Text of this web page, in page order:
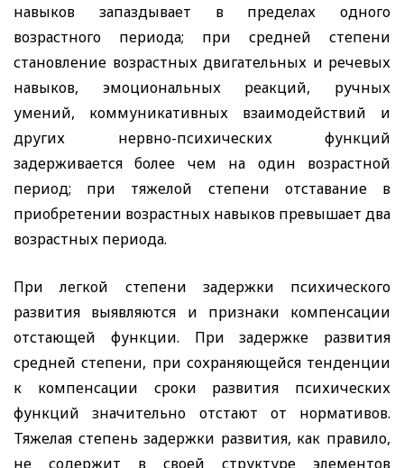
навыков запаздывает в пределах одного
возрастного периода; при средней степени
становление возрастных двигательных и речевых
навыков, эмоциональных реакций, ручных
умений, коммуникативных взаимодействий и
других нервно-психических функций
задерживается более чем на один возрастной
период; при тяжелой степени отставание в
приобретении возрастных навыков превышает два
возрастных периода.
При легкой степени задержки психического
развития выявляются и признаки компенсации
отстающей функции. При задержке развития
средней степени, при сохраняющейся тенденции
к компенсации сроки развития психических
функций значительно отстают от нормативов.
Тяжелая степень задержки развития, как правило,
не содержит в своей структуре элементов